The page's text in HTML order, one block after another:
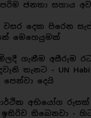
ජනතා සහාය
දෙක පිරෙන
මෙහෙයුමක්
ගැනීම අසීරුම
තැනට - UN
පෙන්වා දෙයි
ආර්ථික අභියෝග රුසක්
තිබෙනවා -